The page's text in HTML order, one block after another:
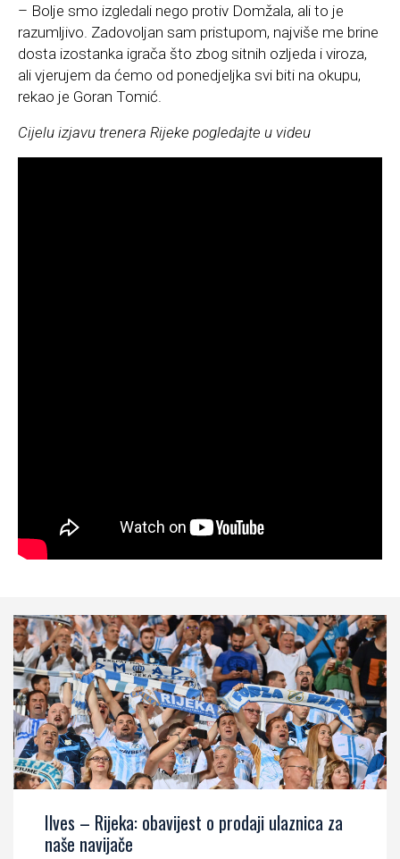
– Bolje smo izgledali nego protiv Domžala, ali to je
razumljivo. Zadovoljan sam pristupom, najviše me brine
dosta izostanka igrača što zbog sitnih ozljeda i viroza,
ali vjerujem da ćemo od ponedjeljka svi biti na okupu,
rekao je Goran Tomić.
Cijelu izjavu trenera Rijeke pogledajte u videu
Ilves – Rijeka: obavijest o prodaji ulaznica za
naše navijače